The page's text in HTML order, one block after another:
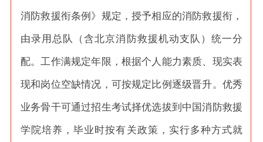
消防救援衔条例》规定，授予相应的消防救援衔，
由录用总队（含北京消防救援机动支队）统一分
配。工作满规定年限，根据个人能力素质、现实表
现和岗位空缺情况，可按规定比例逐级晋升。优秀
业务骨干可通过招生考试择优选拔到中国消防救援
学院培养，毕业时按有关政策，实行多种方式就